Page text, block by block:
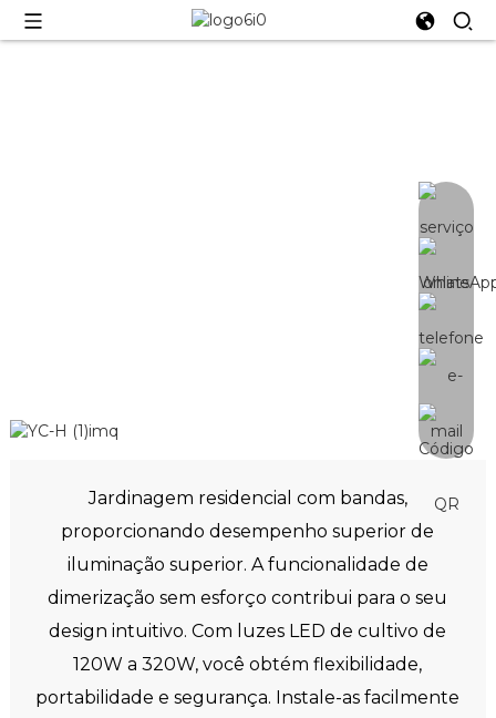
Placa De Luzes De Cultivo LED De
Jardinagem residencial com bandas,
proporcionando desempenho superior de
iluminação superior. A funcionalidade de
dimerização sem esforço contribui para o seu
design intuitivo. Com luzes LED de cultivo de
120W a 320W, você obtém flexibilidade,
portabilidade e segurança. Instale-as facilmente